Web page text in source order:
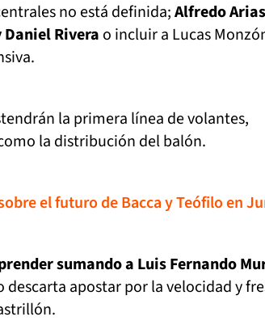
no está definida;Alfredo Arias
Rivera o incluir a Lucas
la primera línea de volantes,
la distribución del balón.
el futuro de Bacca y Teófilo en
sumando a Luis Fernando
descarta apostar por la velocidad y